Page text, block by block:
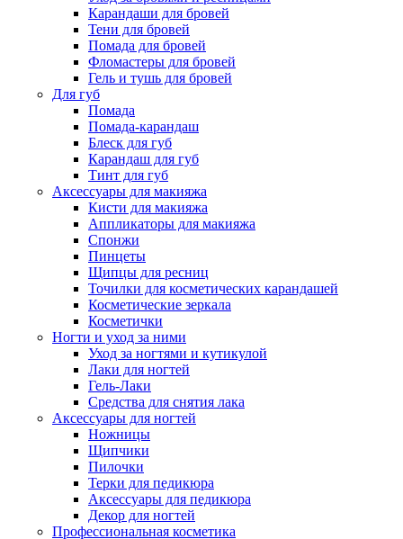
Карандаши для бровей
Тени для бровей
Помада для бровей
Фломастеры для бровей
Гель и тушь для бровей
Для губ
Помада
Помада-карандаш
Блеск для губ
Карандаш для губ
Тинт для губ
Аксессуары для макияжа
Кисти для макияжа
Аппликаторы для макияжа
Спонжи
Пинцеты
Щипцы для ресниц
Точилки для косметических карандашей
Косметические зеркала
Косметички
Ногти и уход за ними
Уход за ногтями и кутикулой
Лаки для ногтей
Гель-Лаки
Средства для снятия лака
Аксессуары для ногтей
Ножницы
Щипчики
Пилочки
Терки для педикюра
Аксессуары для педикюра
Декор для ногтей
Профессиональная косметика